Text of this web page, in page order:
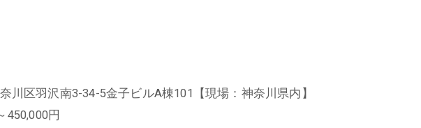
川区羽沢南3-34-5金子ビルA棟101【現場：神奈川県内】
450,000円